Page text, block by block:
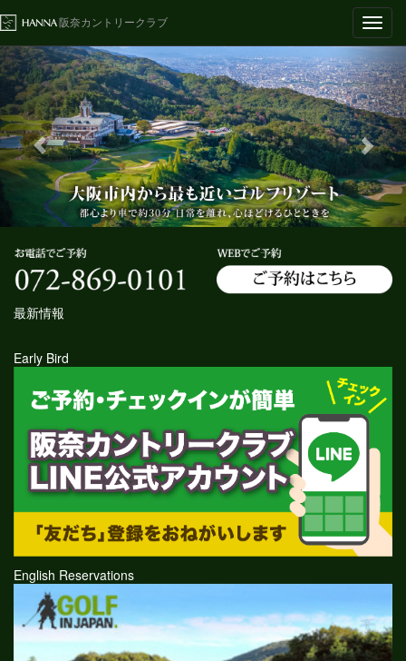
阪奈カントリークラブ
最新情報
Early Bird
English Reservations